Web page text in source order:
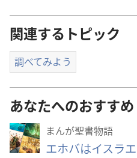
関連するトピック
調べてみよう
あなたへのおすすめ
まんが聖書物語
エホバはイスラ